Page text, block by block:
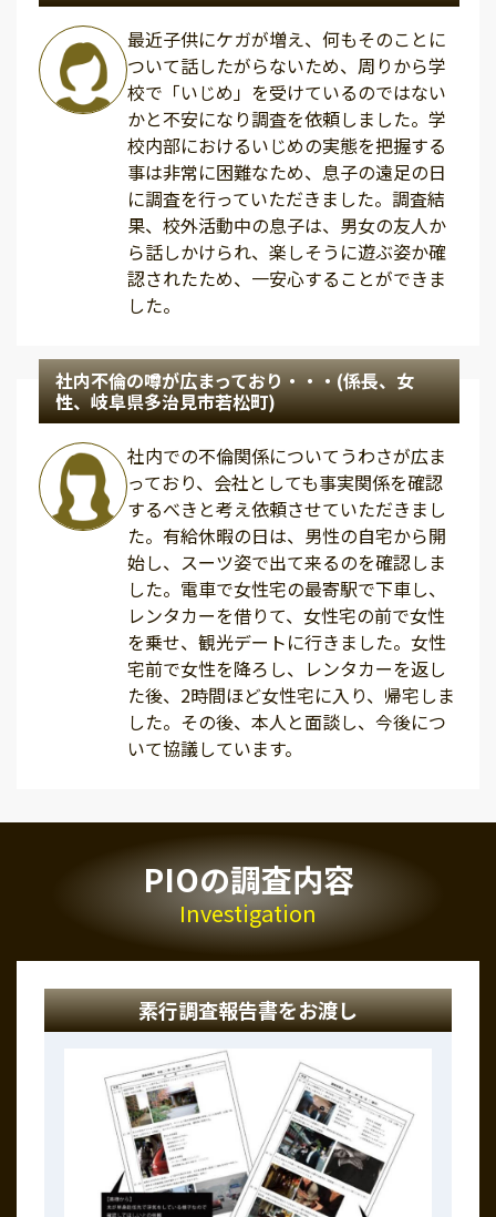
最近子供にケガが増え、何もそのことに
ついて話したがらないため、周りから学
校で「いじめ」を受けているのではない
かと不安になり調査を依頼しました。学
校内部におけるいじめの実態を把握する
事は非常に困難なため、息子の遠足の日
に調査を行っていただきました。調査結
果、校外活動中の息子は、男女の友人か
ら話しかけられ、楽しそうに遊ぶ姿か確
認されたため、一安心することができま
した。
社内不倫の噂が広まっており・・・(係長、女
性、岐阜県多治見市若松町)
社内での不倫関係についてうわさが広ま
っており、会社としても事実関係を確認
するべきと考え依頼させていただきまし
た。有給休暇の日は、男性の自宅から開
始し、スーツ姿で出て来るのを確認しま
した。電車で女性宅の最寄駅で下車し、
レンタカーを借りて、女性宅の前で女性
を乗せ、観光デートに行きました。女性
宅前で女性を降ろし、レンタカーを返し
た後、2時間ほど女性宅に入り、帰宅しま
した。その後、本人と面談し、今後につ
いて協議しています。
PIOの調査内容
Investigation
素行調査報告書をお渡し